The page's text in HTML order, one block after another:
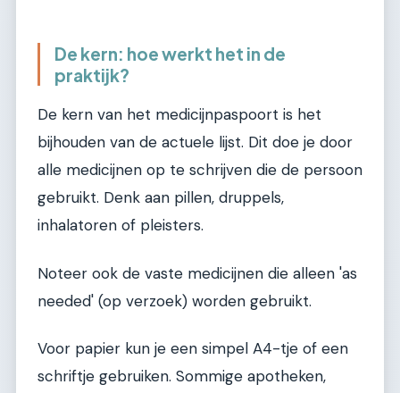
De kern: hoe werkt het in de
praktijk?
De kern van het medicijnpaspoort is het
bijhouden van de actuele lijst. Dit doe je door
alle medicijnen op te schrijven die de persoon
gebruikt. Denk aan pillen, druppels,
inhalatoren of pleisters.
Noteer ook de vaste medicijnen die alleen 'as
needed' (op verzoek) worden gebruikt.
Voor papier kun je een simpel A4-tje of een
schriftje gebruiken. Sommige apotheken,